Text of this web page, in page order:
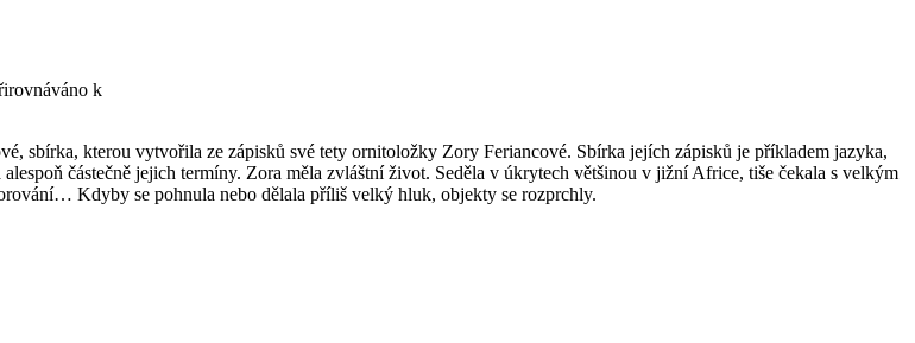
k
sbírka, kterou vytvořila ze zápisků své tety ornitoložky Zory Feriancové. Sbírka jejích zápisků je příkladem jazyka,
částečně jejich termíny. Zora měla zvláštní život. Seděla v úkrytech většinou v jižní Africe, tiše čekala s velkým
Kdyby se pohnula nebo dělala příliš velký hluk, objekty se rozprchly.